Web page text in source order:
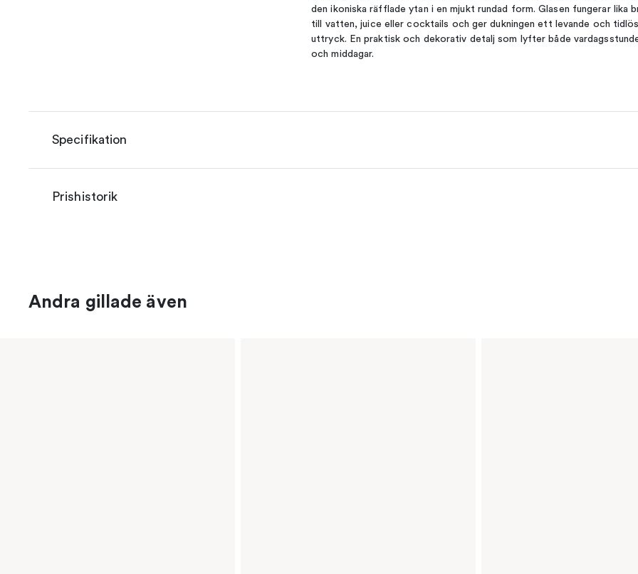
den ikoniska räfflade ytan i en mjukt rundad form. Glasen fungerar lika
till vatten, juice eller cocktails och ger dukningen ett levande och
uttryck. En praktisk och dekorativ detalj som lyfter både
och middagar.
Specifikation
Prishistorik
Andra gillade även